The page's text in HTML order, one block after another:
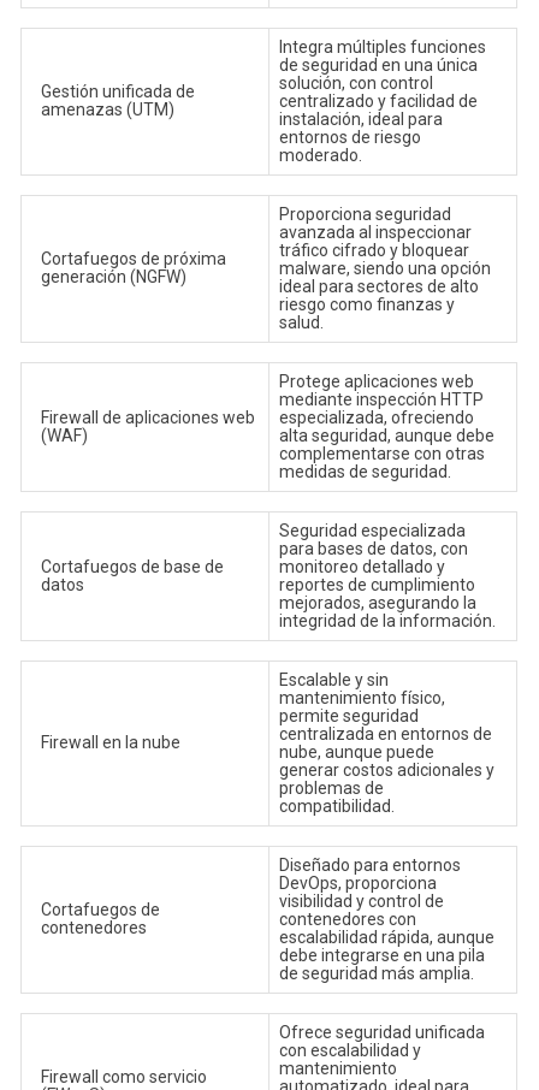
Gestión unificada de
amenazas (UTM)
Integra múltiples funciones
de seguridad en una única
solución, con control
centralizado y facilidad de
instalación, ideal para
entornos de riesgo
moderado.
Cortafuegos de próxima
generación (NGFW)
Proporciona seguridad
avanzada al inspeccionar
tráfico cifrado y bloquear
malware, siendo una opción
ideal para sectores de alto
riesgo como finanzas y
salud.
Firewall de aplicaciones web
(WAF)
Protege aplicaciones web
mediante inspección HTTP
especializada, ofreciendo
alta seguridad, aunque debe
complementarse con otras
medidas de seguridad.
Cortafuegos de base de
datos
Seguridad especializada
para bases de datos, con
monitoreo detallado y
reportes de cumplimiento
mejorados, asegurando la
integridad de la información.
Firewall en la nube
Escalable y sin
mantenimiento físico,
permite seguridad
centralizada en entornos de
nube, aunque puede
generar costos adicionales y
problemas de
compatibilidad.
Cortafuegos de
contenedores
Diseñado para entornos
DevOps, proporciona
visibilidad y control de
contenedores con
escalabilidad rápida, aunque
debe integrarse en una pila
de seguridad más amplia.
Firewall como servicio
Ofrece seguridad unificada
con escalabilidad y
mantenimiento